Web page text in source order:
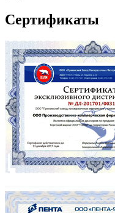
Сертификаты